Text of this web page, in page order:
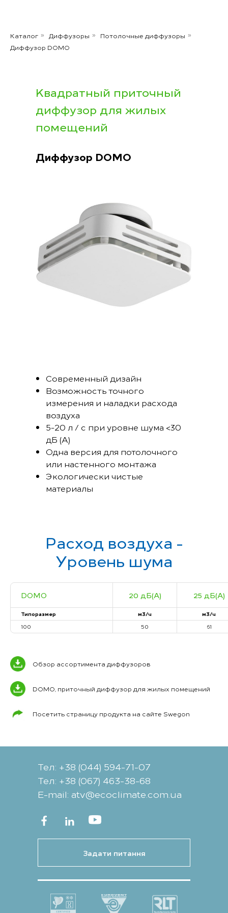
Каталог » Диффузоры » Потолочные диффузоры »
Диффузор DOMO
Kвадратный приточный
диффузор для жилых
помещений
Диффузор DOMO
Современный дизайн
Возможность точного
измерения и наладки расхода
воздуха
5-20 л / с при уровне шума <30
дБ (A)
Одна версия для потолочного
или настенного монтажа
Экологически чистые
материалы
Расход воздуха -
Уровень шума
DOMO 20 дБ(А) 25 дБ(А)
Типоразмер м3/ч
м3/ч
100
50 61
Обзор ассортимента диффузоров
DOMO, приточный диффузор для жилых помещений
Посетить страницу продукта на сайте Swegon
Тел: +38 (044) 594-71-07
Тел: +38 (067) 463-38-68
Е-mail: atv@ecoclimate.com.ua
Задати питання